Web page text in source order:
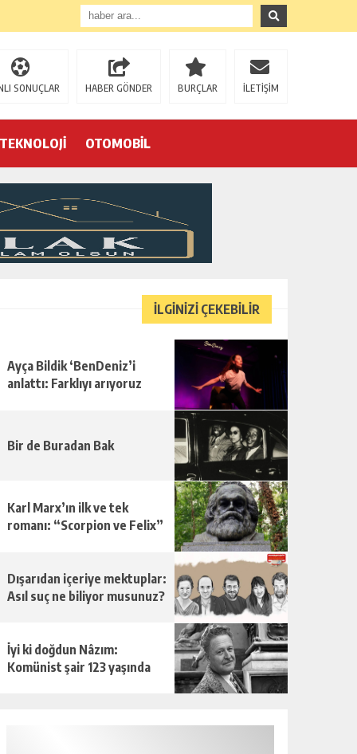
SONUÇLAR HABER GÖNDER BURÇLAR İLETİŞİM
TEKNOLOJİ OTOMOBİL
İLGİNİZİ ÇEKEBİLİR
Ayça Bildik ‘BenDeniz’i
anlattı: Farklıyı arıyoruz
Bir de Buradan Bak
Karl Marx’ın ilk ve tek
romanı: “Scorpion ve Felix”
Dışarıdan içeriye mektuplar:
Asıl suç ne biliyor musunuz?
İyi ki doğdun Nâzım:
Komünist şair 123 yaşında